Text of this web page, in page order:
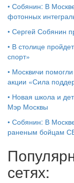
• Собянин: В
фотонных
• Сергей Собянин
• В столице
спорт»
• Москвичи
акции «Сила
• Новая школа и
Мэр Москвы
• Собянин: В
раненым бойцам
сетях: